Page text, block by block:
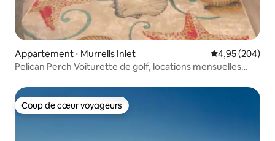
Appartement ⋅ Murrells Inlet Évaluation
4,95 (204)
Pelican Perch Voiturette de golf, locations mensuelles
Coup de cœur voyageurs
Coup de cœur voyageurs